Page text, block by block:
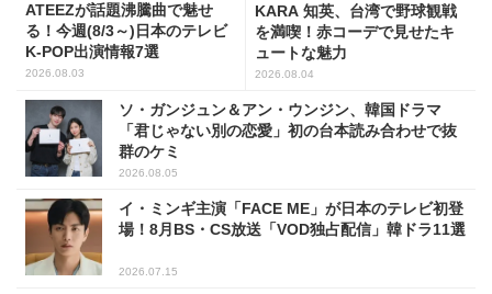
ATEEZが話題沸騰曲で魅せ
る！今週(8/3～)日本のテレビ
K-POP出演情報7選
2026.08.03
KARA 知英、台湾で野球観戦
を満喫！赤コーデで見せたキ
ュートな魅力
2026.08.04
ソ・ガンジュン＆アン・ウンジン、韓国ドラマ
「君じゃない別の恋愛」初の台本読み合わせで抜
群のケミ
2026.08.05
イ・ミンギ主演「FACE ME」が日本のテレビ初登
場！8月BS・CS放送「VOD独占配信」韓ドラ11選
2026.07.15